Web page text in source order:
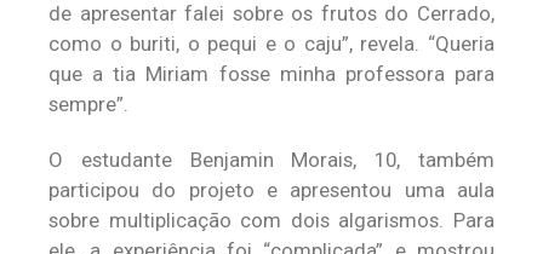
de apresentar falei sobre os frutos do Cerrado,
como o buriti, o pequi e o caju”, revela. “Queria
que a tia Miriam fosse minha professora para
sempre”.
O estudante Benjamin Morais, 10, também
participou do projeto e apresentou uma aula
sobre multiplicação com dois algarismos. Para